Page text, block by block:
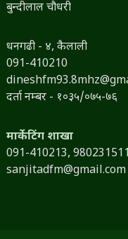
बुन्दीलाल चौधरी
धनगढी - ४, कैलाली
091-410210
दर्ता नम्बर - १०३५/०७५-७६
मार्केटिंग शाखा
091-410213,
sanjitadfm@gmail.com